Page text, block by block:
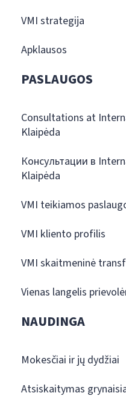
VMI strategija
Apklausos
PASLAUGOS
Consultations at
Klaipėda
Консультации в
Klaipėda
VMI teikiamos
VMI kliento profilis
VMI skaitmeninė
Vienas langelis
NAUDINGA
Mokesčiai ir jų dydžiai
Atsiskaitymas